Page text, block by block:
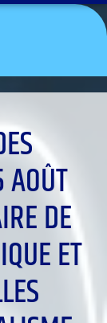
AOÛT
DE
ET